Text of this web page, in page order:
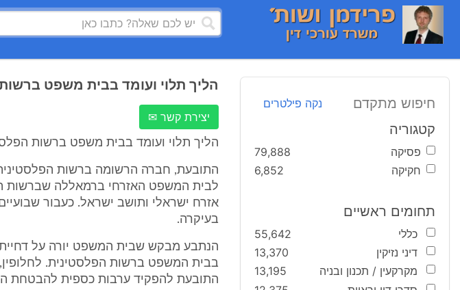
חיפוש מתקדם נקה פילטרים
קטגוריה
פסיקה
79,888
חקיקה
6,852
תחומים ראשיים
כללי
55,642
דיני נזיקין
13,370
מקרקעין / תכנון ובניה
13,195
הליך תלוי ועומד בבית משפט
יצירת קשר ✉
הליך תלוי ועומד בבית משפט ברשות
התובעת, חברה הרשומה ברשות
לבית המשפט האזרחי ברמאללה שברשות
אזרח ישראלי ותושב ישראל. כעבור
בעיקרה.
הנתבע מבקש שבית המשפט יורה על
בבית המשפט ברשות הפלסטינית.
התובעת להפקיד ערבות כספית להבטחת